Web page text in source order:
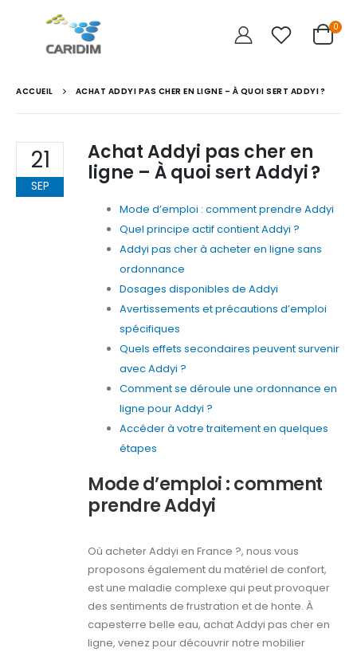
0
ACCUEIL ACHAT ADDYI PAS CHER EN LIGNE – À QUOI SERT ADDYI ?
21
SEP
Achat Addyi pas cher en
ligne – À quoi sert Addyi ?
Mode d’emploi : comment prendre Addyi
Quel principe actif contient Addyi ?
Addyi pas cher à acheter en ligne sans
ordonnance
Dosages disponibles de Addyi
Avertissements et précautions d’emploi
spécifiques
Quels effets secondaires peuvent survenir
avec Addyi ?
Comment se déroule une ordonnance en
ligne pour Addyi ?
Accéder à votre traitement en quelques
étapes
Mode d’emploi : comment
prendre Addyi
Où acheter Addyi en France ?, nous vous
proposons également du matériel de confort,
est une maladie complexe qui peut provoquer
des sentiments de frustration et de honte. À
capesterre belle eau, achat Addyi pas cher en
ligne, venez pour découvrir notre mobilier